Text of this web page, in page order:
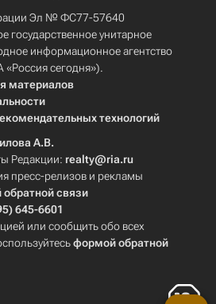
Эл № ФС77-57640
государственное унитарное
информационное агентство
сегодня»).
материалов
технологий
А.В.
Редакции: realty@ria.ru
пресс-релизов и рекламы
связи
645-6601
или сообщить обо всех
формой обратной